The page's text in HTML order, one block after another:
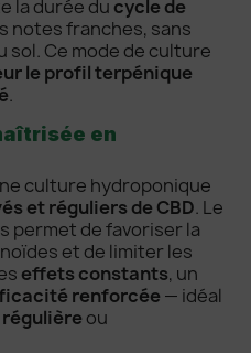
la durée du cycle de
notes franches, sans
sol. Ce mode de culture
le profil terpénique
.
en
culture hydroponique
et réguliers de CBD. Le
permet de favoriser la
et de limiter les
effets constants, un
renforcée — idéal
ou